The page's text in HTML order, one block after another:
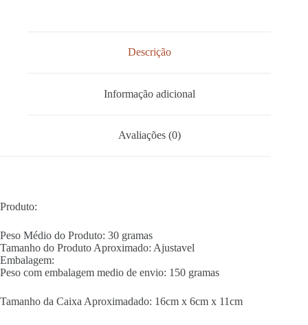
Descrição
Informação adicional
Avaliações (0)
Produto:
Peso Médio do Produto: 30 gramas
Tamanho do Produto Aproximado: Ajustavel
Embalagem:
Peso com embalagem medio de envio: 150 gramas
Tamanho da Caixa Aproximadado: 16cm x 6cm x 11cm